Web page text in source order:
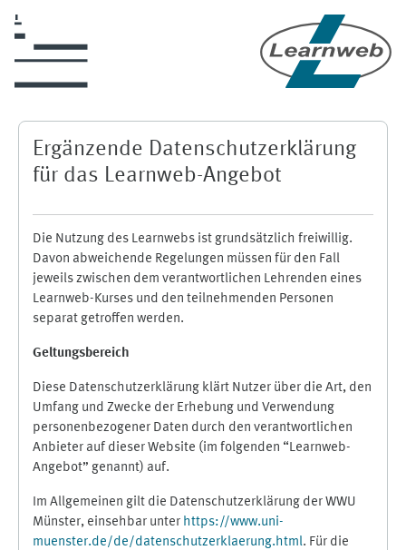
Ergänzende Datenschutzerklärung
für das Learnweb-Angebot
Die Nutzung des Learnwebs ist grundsätzlich freiwillig.
Davon abweichende Regelungen müssen für den Fall
jeweils zwischen dem verantwortlichen Lehrenden eines
Learnweb-Kurses und den teilnehmenden Personen
separat getroffen werden.
Geltungsbereich
Diese Datenschutzerklärung klärt Nutzer über die Art, den
Umfang und Zwecke der Erhebung und Verwendung
personenbezogener Daten durch den verantwortlichen
Anbieter auf dieser Website (im folgenden “Learnweb-
Angebot” genannt) auf.
Im Allgemeinen gilt die Datenschutzerklärung der WWU
Münster, einsehbar unter https://www.uni-
muenster.de/de/datenschutzerklaerung.html. Für die